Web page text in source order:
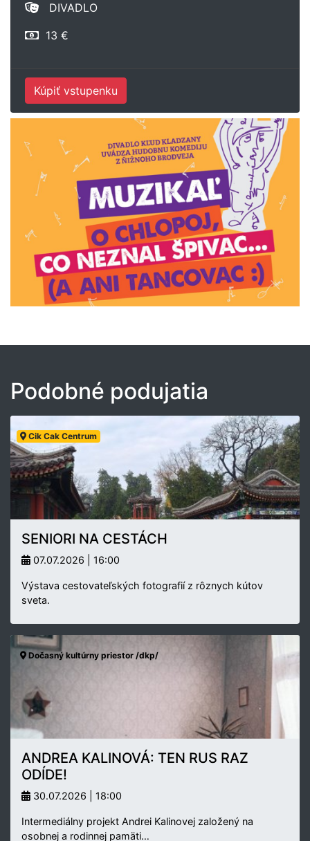
DIVADLO
13 €
Kúpiť vstupenku
Podobné podujatia
Cik Cak Centrum
SENIORI NA CESTÁCH
07.07.2026 | 16:00
Výstava cestovateľských fotografií z rôznych kútov
sveta.
Dočasný kultúrny priestor /dkp/
ANDREA KALINOVÁ: TEN RUS RAZ
ODÍDE!
30.07.2026 | 18:00
Intermediálny projekt Andrei Kalinovej založený na
osobnej a rodinnej pamäti…